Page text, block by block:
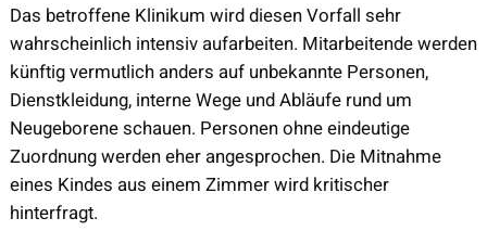
Das betroffene Klinikum wird diesen Vorfall sehr
wahrscheinlich intensiv aufarbeiten. Mitarbeitende werden
künftig vermutlich anders auf unbekannte Personen,
Dienstkleidung, interne Wege und Abläufe rund um
Neugeborene schauen. Personen ohne eindeutige
Zuordnung werden eher angesprochen. Die Mitnahme
eines Kindes aus einem Zimmer wird kritischer
hinterfragt.